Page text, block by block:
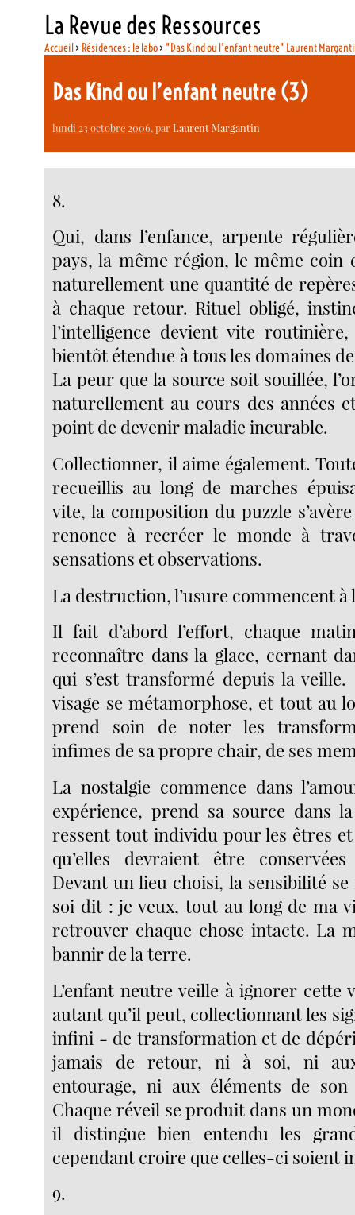
La Revue des Ressources
Accueil> Résidences : le labo> "Das Kind ou l’enfant neutre" Laurent
Das Kind ou l’enfant neutre (3)
lundi 23 octobre 2006, parLaurent Margantin
8.
Qui, dans l’enfance, arpente
pays, la même région, le même coin
naturellement une quantité de
à chaque retour. Rituel obligé,
l’intelligence devient vite
bientôt étendue à tous les domaines
La peur que la source soit souillée,
naturellement au cours des années
point de devenir maladie incurable.
Collectionner, il aime également.
recueillis au long de marches
vite, la composition du puzzle
renonce à recréer le monde à
sensations et observations.
La destruction, l’usure commencent à
Il fait d’abord l’effort, chaque
reconnaître dans la glace, cernant
qui s’est transformé depuis la
visage se métamorphose, et tout au
prend soin de noter les
infimes de sa propre chair, de ses
La nostalgie commence dans
expérience, prend sa source dans
ressent tout individu pour les êtres et
qu’elles devraient être
Devant un lieu choisi, la sensibilité
soi dit : je veux, tout au long de ma
retrouver chaque chose intacte. La
bannir de la terre.
L’enfant neutre veille à ignorer cette
autant qu’il peut, collectionnant les
infini - de transformation et de
jamais de retour, ni à soi, ni
entourage, ni aux éléments de son
Chaque réveil se produit dans un
il distingue bien entendu les
cependant croire que celles-ci soient
9.